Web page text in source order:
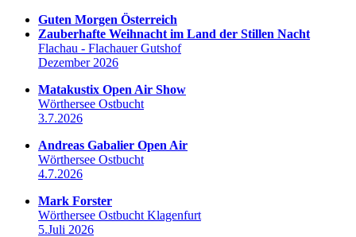
Guten Morgen Österreich
Zauberhafte Weihnacht im Land der Stillen Nacht
Flachau - Flachauer Gutshof
Dezember 2026
Matakustix Open Air Show
Wörthersee Ostbucht
3.7.2026
Andreas Gabalier Open Air
Wörthersee Ostbucht
4.7.2026
Mark Forster
Wörthersee Ostbucht Klagenfurt
5.Juli 2026